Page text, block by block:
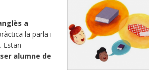
a
la parla i
Estan
alumne de